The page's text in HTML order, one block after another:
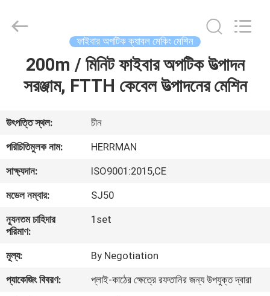
আমাদের
সম্পর্কে
কারখানা
ভ্রমণ
মান
নিয়ন্ত্রণ
Rights
ফাইবার অপটিক ক্যাবল মেকিং মেশিন
200m / মিনিট ফাইবার অপটিক উত্পাদন
সরঞ্জাম, FTTH কেবেল উত্পাদনের মেশিন
উৎপত্তি স্থল:
চীন
পরিচিতিমুলক নাম:
HERRMAN
সাক্ষ্যদান:
ISO9001:2015,CE
মডেল নম্বার:
SJ50
ন্যূনতম চাহিদার
পরিমাণ:
1set
মূল্য:
By Negotiation
প্যাকেজিং বিবরণ:
প্লাই-কাঠের ক্ষেত্রে রফতানির জন্য উপযুক্ত দ্বারা